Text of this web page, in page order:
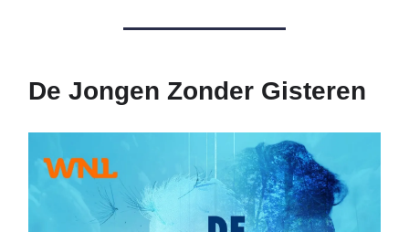
De Jongen Zonder Gisteren